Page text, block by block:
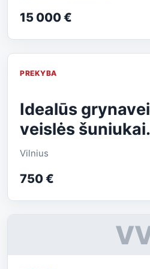
15 000 €
PREKYBA
Idealūs
veislės šuniukai.
Vilnius
750 €